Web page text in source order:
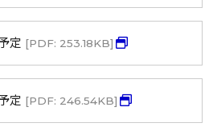
定 [PDF: 253.18KB]
定 [PDF: 246.54KB]